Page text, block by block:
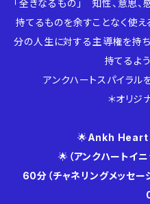
「全きなるもの」 知性、意思
持てるものを余すことなく使え
分の人生に対する主導権を持
持てるよ
アンクハートスパイラル
＊オリジ
🌟Ankh
🌟 （アンクハートイ
60分（チャネリングメッセ